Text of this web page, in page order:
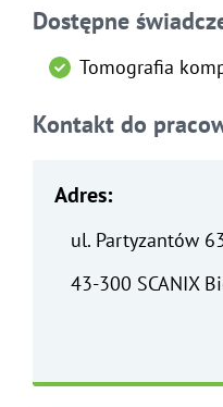
Dostępne
Tomografia
Kontakt do
Adres:
ul. Partyzantów
43-300 SCANIX